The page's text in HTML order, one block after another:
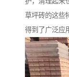
草坪砖的这些
得到了广泛应